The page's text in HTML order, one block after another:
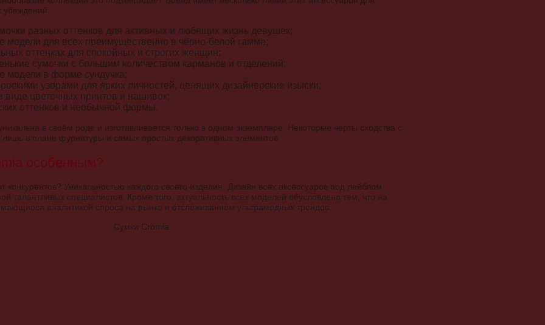
убеждений:
разных оттенков для активных и любящих жизнь девушек;
модели для всех преимущественно в чёрно-белой гамме;
оттенках для спокойных и строгих женщин;
сумочки с большим количеством карманов и отделений;
модели в форме сундучка;
узорами для ярких личностей, ценящих дизайнерские изыски;
виде цветочных принтов и нашивок;
оттенков и необычной формы.
в своём роде и изготавливается только в одном экземпляре. Некоторые черты сходства с
в плане фурнитуры и самых простых декоративных элементов.
особенным?
конкурентов? Уникальностью каждого своего изделия. Дизайн всех аксессуаров под лейблом
талантливых специалистов. Кроме того, актуальность всех моделей обусловлена тем, что на
аналитикой спроса на рынке и отслеживанием ультрамодных трендов.